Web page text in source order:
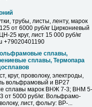
трубы, листы, ленту, марок
от 6000 руб/кг Циркониевый
25 круг, лист 15 000 руб/кг
+79020401190
сплавы,
сплавы, Термопара
круг, проволоку, электроды,
вольфрамовый и ВР27
сплавы марок ВНЖ 7-3; ВНМ 5-
от 5000 руб/кг. Вольфрамо-
лист, фольгу: ВР-...